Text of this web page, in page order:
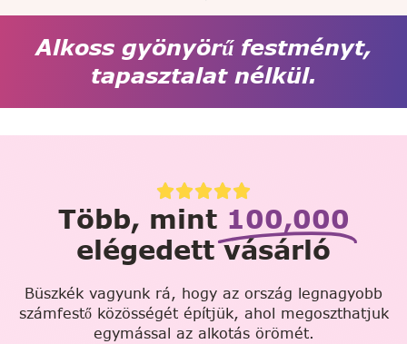
Alkoss gyönyörű festményt,
tapasztalat nélkül.
Több, mint 100,000
elégedett vásárló
Büszkék vagyunk rá, hogy az ország legnagyobb
számfestő közösségét építjük, ahol megoszthatjuk
egymással az alkotás örömét.